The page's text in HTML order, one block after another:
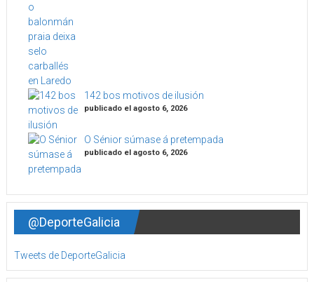
142 bos motivos de ilusión
publicado el agosto 6, 2026
O Sénior súmase á pretempada
publicado el agosto 6, 2026
@DeporteGalicia
Tweets de DeporteGalicia